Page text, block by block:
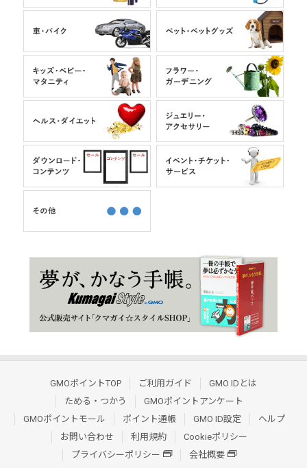
GMOポイントTOP ご利用ガイド
GMO IDとは
ためる・つかう
GMOポイントアンケート
GMOポイントモール
ポイント通帳 GMO ID設定
ヘルプ
お問い合わせ
利用規約
Cookieポリシー
プライバシーポリシー
会社概要